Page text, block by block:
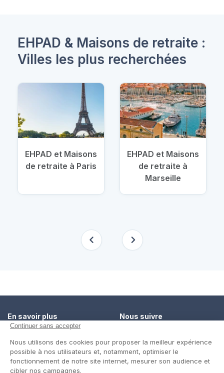
EHPAD & Maisons de retraite :
Villes les plus recherchées
EHPAD et Maisons
de retraite à Paris
EHPAD et Maisons
de retraite à
Marseille
En savoir plus
Un service de confiance
Contact
Nous suivre
Twitter
Blog